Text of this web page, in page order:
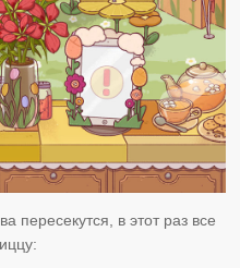
пересекутся, в этот раз все